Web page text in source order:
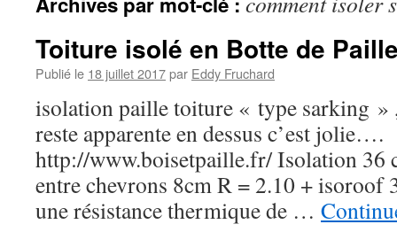
Toiture isolé en Botte de
Publié le 18 juillet 2017par Eddy Fruchard
isolation paille toiture « type sarking »
reste apparente en dessus c’est jolie….
http://www.boisetpaille.fr/ Isolation 36
entre chevrons 8cm R = 2.10 + isoroof
une résistance thermique de …